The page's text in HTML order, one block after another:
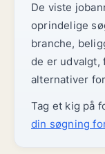
De viste
oprindelige
branche,
de er udvalgt,
alternativer
Tag et kig på
din søgning